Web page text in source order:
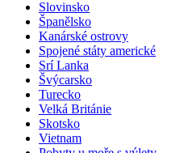
Slovinsko
Španělsko
Kanárské ostrovy
Spojené státy americké
Srí Lanka
Švýcarsko
Turecko
Velká Británie
Skotsko
Vietnam